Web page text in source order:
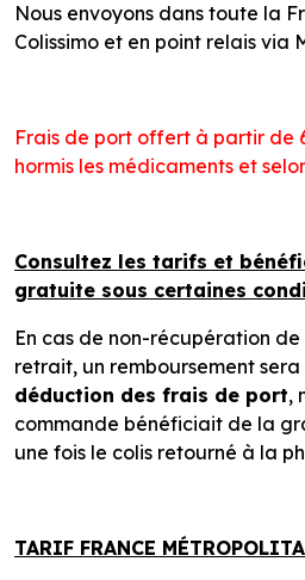
Nous envoyons dans toute la
Colissimo et en point relais via
Frais de port offert à partir de
hormis les médicaments et
Consultez les tarifs et
gratuite sous certaines
En cas de non-récupération
retrait, un remboursement sera
déduction des frais de port,
commande bénéficiait de la
une fois le colis retourné à la
TARIF FRANCE